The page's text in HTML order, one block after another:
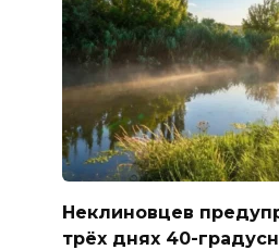
Неклиновцев
трёх днях 40-